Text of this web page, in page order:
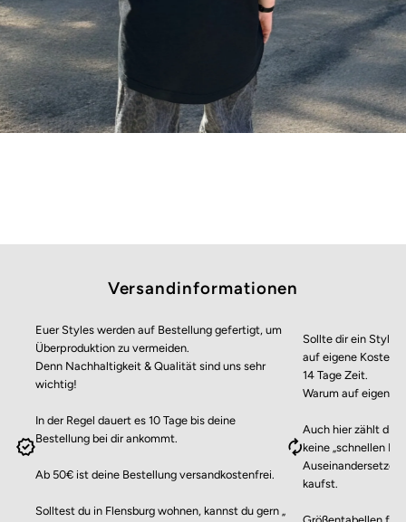
Versandinformationen
Euer Styles werden auf Bestellung gefertigt, um
Überproduktion zu vermeiden.
Denn Nachhaltigkeit & Qualität sind uns sehr
wichtig!
In der Regel dauert es 10 Tage bis deine
Bestellung bei dir ankommt.
Ab 50€ ist deine Bestellung versandkostenfrei.
Solltest du in Flensburg wohnen, kannst du gern „
Sollte dir ein Style
auf eigene Kosten
14 Tage Zeit.
Warum auf eigene
Auch hier zählt die
keine „schnellen
Auseinandersetzen
kaufst.